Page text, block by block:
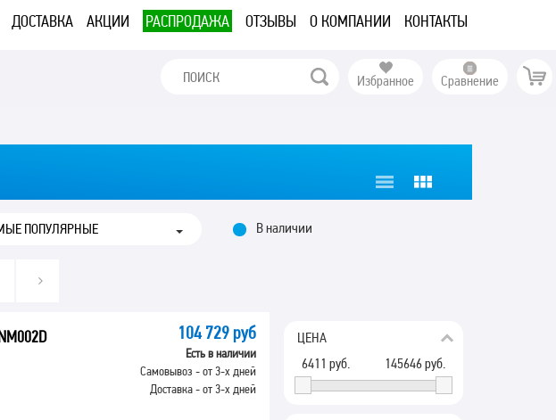
ДОСТАВКА АКЦИИ РАСПРОДАЖА ОТЗЫВЫ О КОМПАНИИ КОНТАКТЫ
Избранное Сравнение
В наличии
ЦЕНА
145646руб.
6411 руб.
104 729 руб
Есть в наличии
Самовывоз - от 3-х дней
Доставка - от 3-х дней